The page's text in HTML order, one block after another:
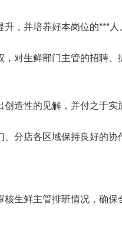
，并培养好本岗位的***人。
对生鲜部门主管的招聘
造性的见解，并付之于实
分店各区域保持良好的协
生鲜主管排班情况，确保